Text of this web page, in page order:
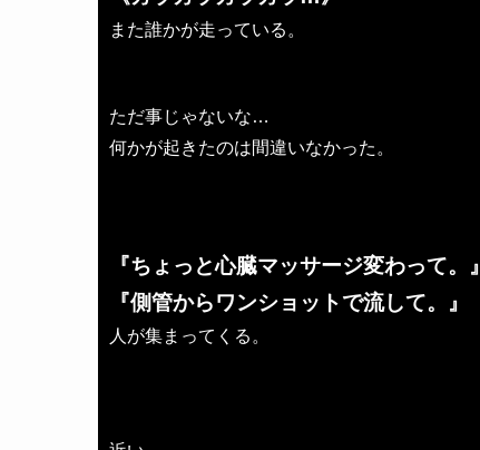
また誰かが走っている。
ただ事じゃないな…
何かが起きたのは間違いなかった。
『ちょっと心臓マッサージ変わって。』
『側管からワンショットで流して。』
人が集まってくる。